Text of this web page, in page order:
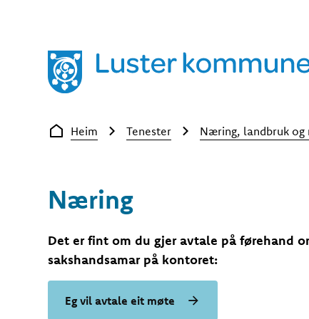
Du er her:
Heim Tenester Næring, landbruk og
Næring
Det er fint om du gjer avtale på førehand
sakshandsamar på kontoret:
Eg vil avtale eit møte